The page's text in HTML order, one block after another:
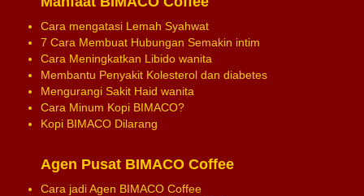
Cara mengatasi Lemah Syahwat
7 Cara Membuat Hubungan Semakin intim
Cara Meningkatkan Libido wanita
Membantu Penyakit Kolesterol dan diabetes
Mengurangi Sakit Haid wanita
Cara Minum Kopi BIMACO?
Kopi BIMACO Dilarang
Agen Pusat BIMACO Coffee
Cara jadi Agen BIMACO Coffee